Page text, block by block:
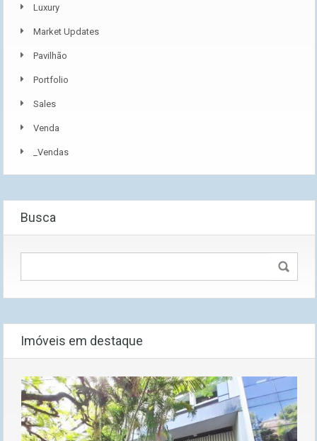
Luxury
Market Updates
Pavilhão
Portfolio
Sales
Venda
_Vendas
Busca
Imóveis em destaque